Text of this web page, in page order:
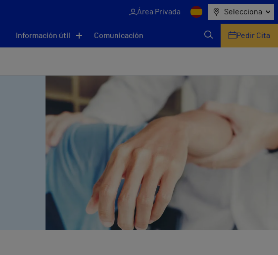
Área Privada Selecciona
Información útil Comunicación Pedir Cita